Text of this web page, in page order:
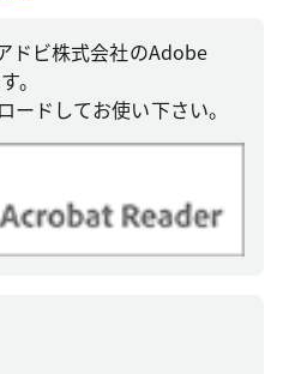
ドビ株式会社のAdobe
。
ードしてお使い下さい。